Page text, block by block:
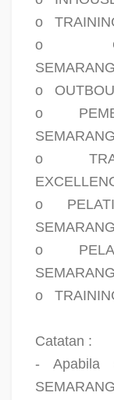
o
o
SEMARANG
o
o
SEMARANG
o
o
SEMARANG
o
SEMARANG
o
Catatan :
- Apabila